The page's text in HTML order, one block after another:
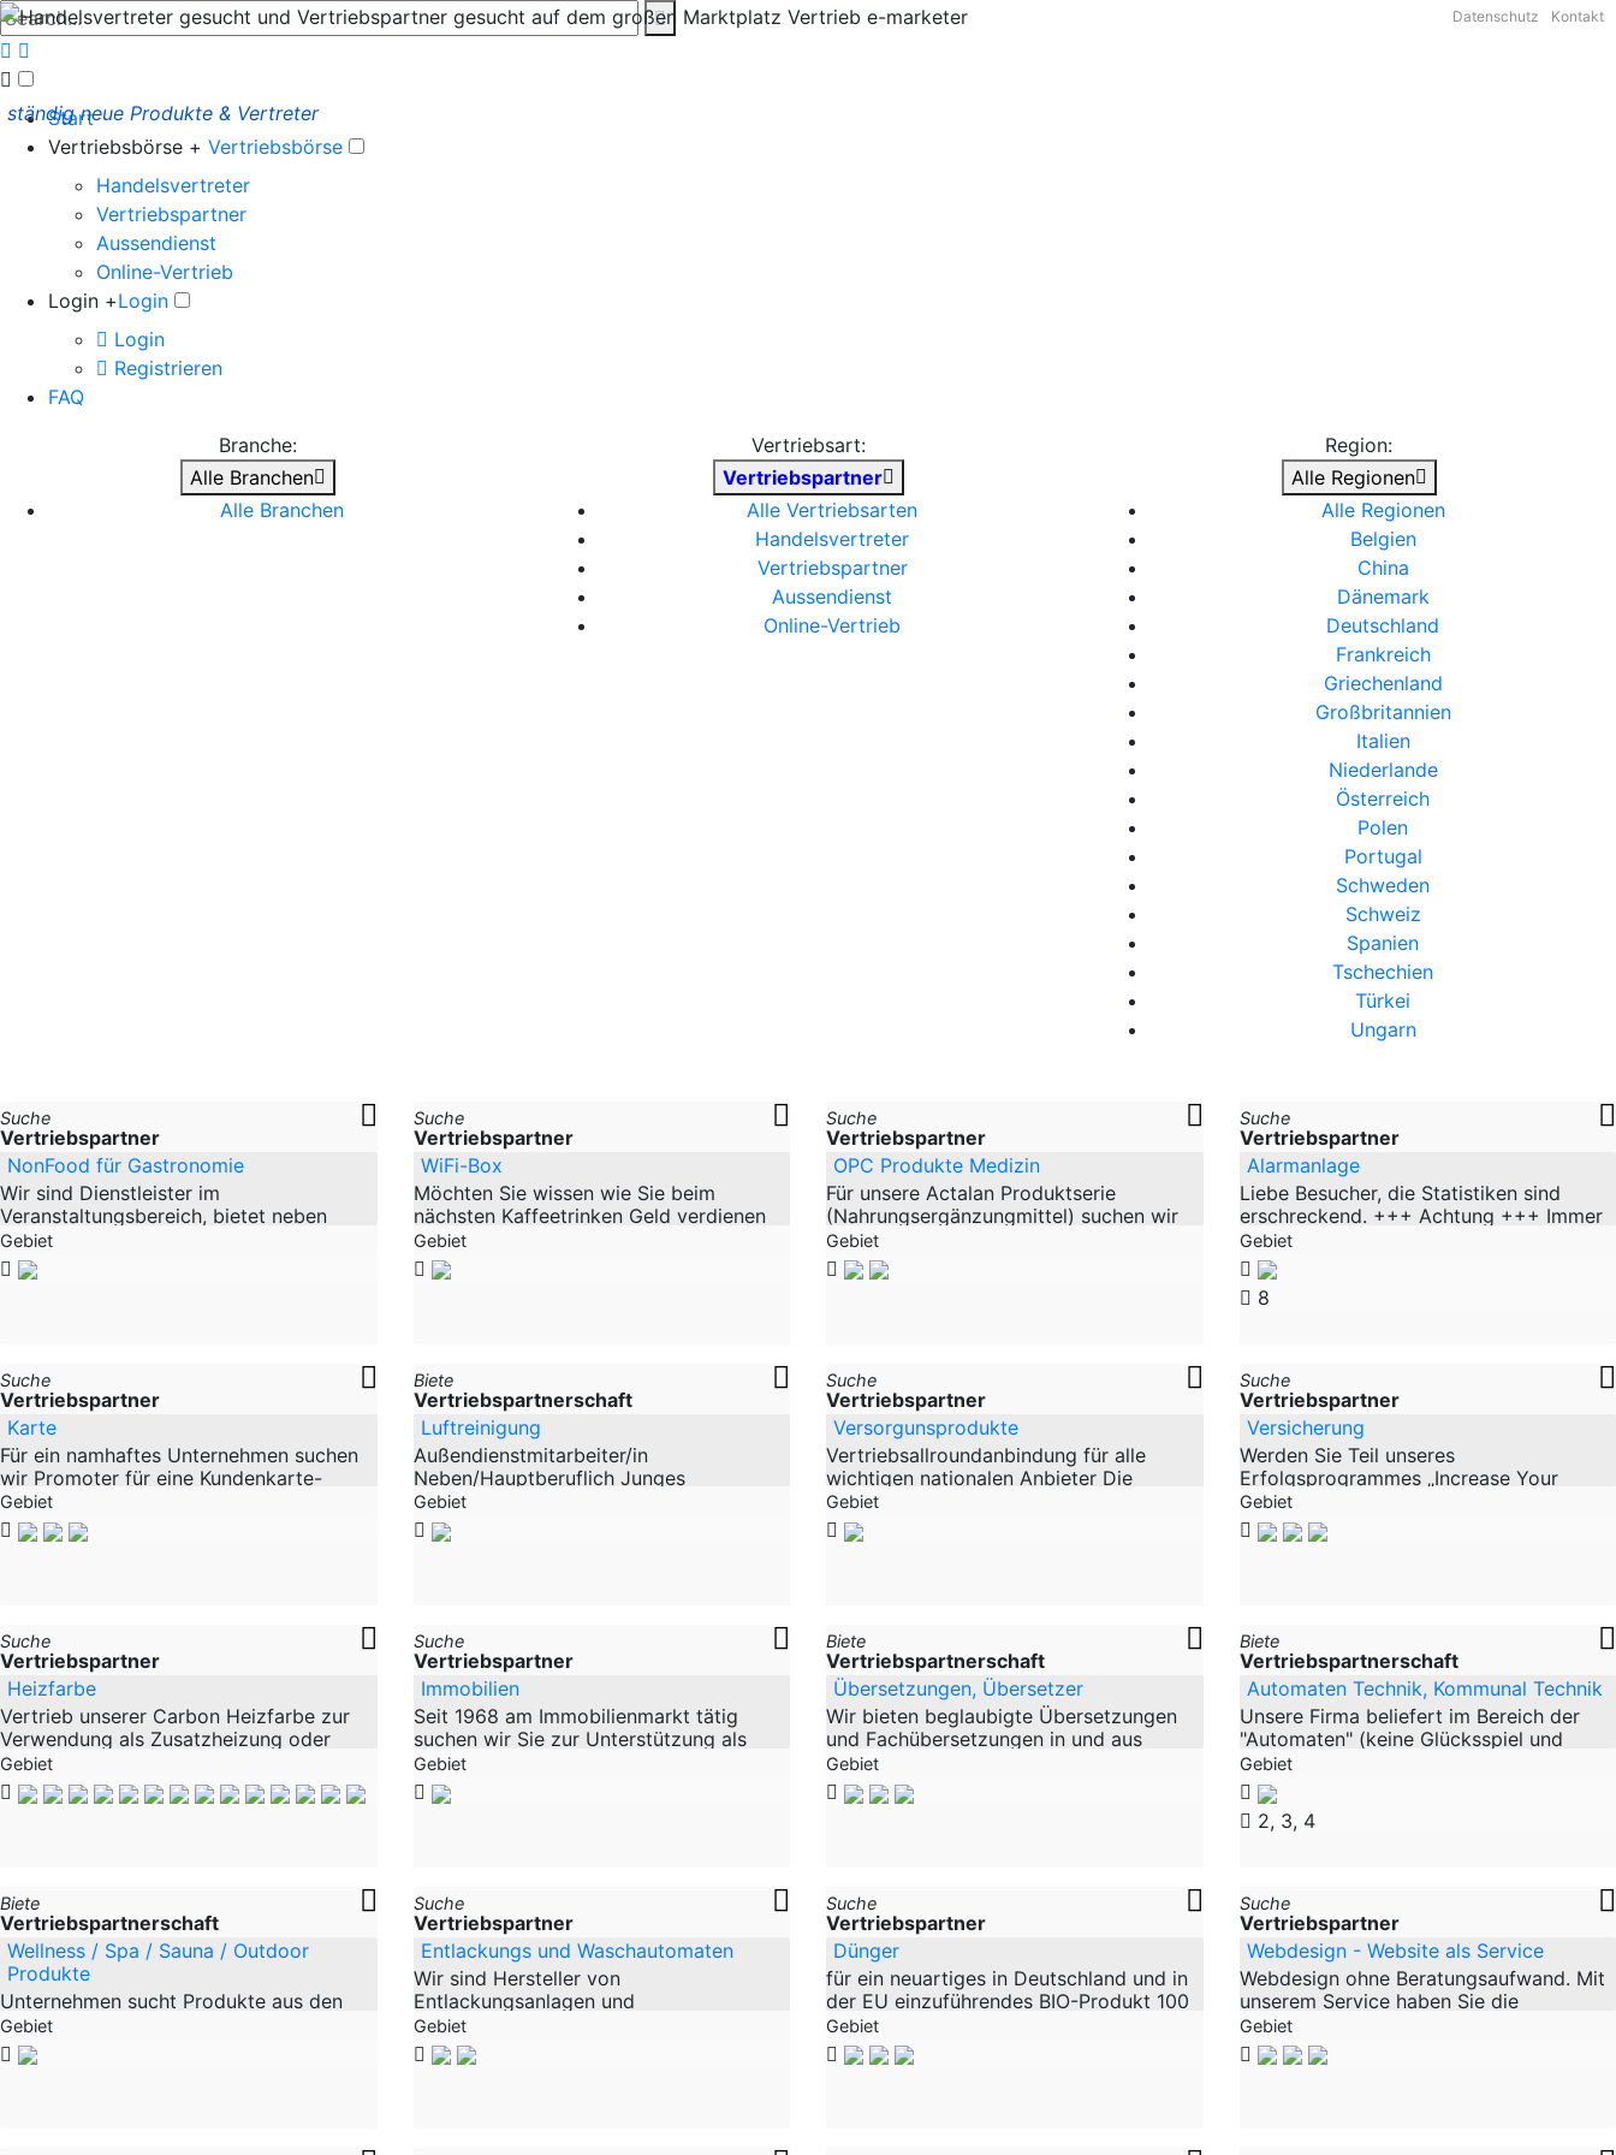
ständig neue Produkte & Vertreter
Datenschutz Kontakt
Start
Vertriebsbörse + Vertriebsbörse
Handelsvertreter
Vertriebspartner
Aussendienst
Online-Vertrieb
Login +Login
Login
Registrieren
FAQ
Branche:
Alle Branchen
Alle Branchen
Vertriebsart:
Vertriebspartner
Alle Vertriebsarten
Handelsvertreter
Vertriebspartner
Aussendienst
Online-Vertrieb
Region:
Alle Regionen
Alle Regionen
Belgien
China
Dänemark
Deutschland
Frankreich
Griechenland
Großbritannien
Italien
Niederlande
Österreich
Polen
Portugal
Schweden
Schweiz
Spanien
Tschechien
Türkei
Ungarn
Suche
Vertriebspartner
NonFood für Gastronomie
Wir sind Dienstleister im
Veranstaltungsbereich, bietet neben
Veranstaltungstechnik und
Veranstaltungsplanung, auch weitere
Leistungen für diesen Bereich. Mehr
Gebiet
Suche
Vertriebspartner
WiFi-Box
Möchten Sie wissen wie Sie beim
nächsten Kaffeetrinken Geld verdienen
können??? Oder bei einem
Restaurantbesuch? Oder beim Friseur?
Oder, Oder, Oder .......
Gebiet
Suche
Vertriebspartner
OPC Produkte Medizin
Für unsere Actalan Produktserie
(Nahrungsergänzungmittel) suchen wir
Vertriebspartner/Handelsvertretungen
für Deutschland Nord, Deutschland Ost,
Deutschland
Gebiet
Suche
Vertriebspartner
Alarmanlage
Liebe Besucher, die Statistiken sind
erschreckend. +++ Achtung +++ Immer
mehr Einbrüche in Häuser und
Wohnungen. Das Bedürfnis nach Schutz
in der
Gebiet
8
Suche
Vertriebspartner
Karte
Für ein namhaftes Unternehmen suchen
wir Promoter für eine Kundenkarte-
Rabattkarte. Mit dieser Kundenkarte
kann man bei bundesweiten Partnern
und ca 900
Gebiet
Biete
Vertriebspartnerschaft
Luftreinigung
Außendienstmitarbeiter/in
Neben/Hauptberuflich Junges
Unternehmen in der Schweiz, aber seit
1988 sehr erfolgreich in diversen
Ländern sucht neue motivierte
Gebiet
Suche
Vertriebspartner
Versorgunsprodukte
Vertriebsallroundanbindung für alle
wichtigen nationalen Anbieter Die
Allroundvertriebsanbindung an allen für
den Verbraucher wichtigen nationalen
Anbietern
Gebiet
Suche
Vertriebspartner
Versicherung
Werden Sie Teil unseres
Erfolgsprogrammes „Increase Your
Assets“. Hochrentabler
Vermögensaufbau und kapitalbildende
Lebensversicherung in einem.
Gebiet
Suche
Vertriebspartner
Heizfarbe
Vertrieb unserer Carbon Heizfarbe zur
Verwendung als Zusatzheizung oder
Vollheizung. Die Heizfarbe wird als
Flächenheizung auf Wand, Decke oder
Fußboden
Gebiet
Suche
Vertriebspartner
Immobilien
Seit 1968 am Immobilienmarkt tätig
suchen wir Sie zur Unterstützung als
Immobilien-Sachwertberater im Bereich
NRW. Auch Quereinsteiger werden
gesucht und
Gebiet
Biete
Vertriebspartnerschaft
Übersetzungen, Übersetzer
Wir bieten beglaubigte Übersetzungen
und Fachübersetzungen in und aus
verschiedenen Sprachen. Für uns
arbeiten ausschließlich qualifizierte
Fachübersetzer, die
Gebiet
Biete
Vertriebspartnerschaft
Automaten Technik, Kommunal Technik
Unsere Firma beliefert im Bereich der
"Automaten" (keine Glücksspiel und
Food Automaten) die Flughäfen in
Deutschland. In einem weiteren
technischen Bereich
Gebiet
2, 3, 4
Biete
Vertriebspartnerschaft
Wellness / Spa / Sauna / Outdoor
Produkte
Unternehmen sucht Produkte aus den
oben genannten Bereichen. Wir sind in
den Bereichen Wellness - Spa - Outdoor
und Gartenprodukte stark vertreten.
Gebiet
Suche
Vertriebspartner
Entlackungs und Waschautomaten
Wir sind Hersteller von
Entlackungsanlagen und
Waschautomaten. Anlagen zum
Entlacken von Fehllackierten Teilen ,
Felgen, Lackiergehängen, Fensterläden
Gebiet
Suche
Vertriebspartner
Dünger
für ein neuartiges in Deutschland und in
der EU einzuführendes BIO-Produkt 100
% organisch (Dünger für Pflanzen,
Fledermausdünger) suchen wir einen
Gebiet
Suche
Vertriebspartner
Webdesign - Website als Service
Webdesign ohne Beratungsaufwand. Mit
unserem Service haben Sie die
Möglichkeit, sich unverbindlich als
Vertriebspartner zu bewerben und mit
einem
Gebiet